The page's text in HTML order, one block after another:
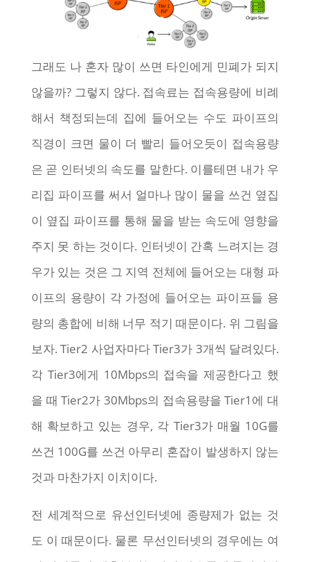
그래도 나 혼자 많이 쓰면 타인에게 민폐가 되지
않을까? 그렇지 않다. 접속료는 접속용량에 비례
해서 책정되는데 집에 들어오는 수도 파이프의
직경이 크면 물이 더 빨리 들어오듯이 접속용량
은 곧 인터넷의 속도를 말한다. 이를테면 내가 우
리집 파이프를 써서 얼마나 많이 물을 쓰건 옆집
이 옆집 파이프를 통해 물을 받는 속도에 영향을
주지 못 하는 것이다. 인터넷이 간혹 느려지는 경
우가 있는 것은 그 지역 전체에 들어오는 대형 파
이프의 용량이 각 가정에 들어오는 파이프들 용
량의 총합에 비해 너무 적기 때문이다. 위 그림을
보자. Tier2 사업자마다 Tier3가 3개씩 달려있다.
각 Tier3에게 10Mbps의 접속을 제공한다고 했
을 때 Tier2가 30Mbps의 접속용량을 Tier1에 대
해 확보하고 있는 경우, 각 Tier3가 매월 10G를
쓰건 100G를 쓰건 아무리 혼잡이 발생하지 않는
것과 마찬가지 이치이다.
전 세계적으로 유선인터넷에 종량제가 없는 것
도 이 때문이다. 물론 무선인터넷의 경우에는 여